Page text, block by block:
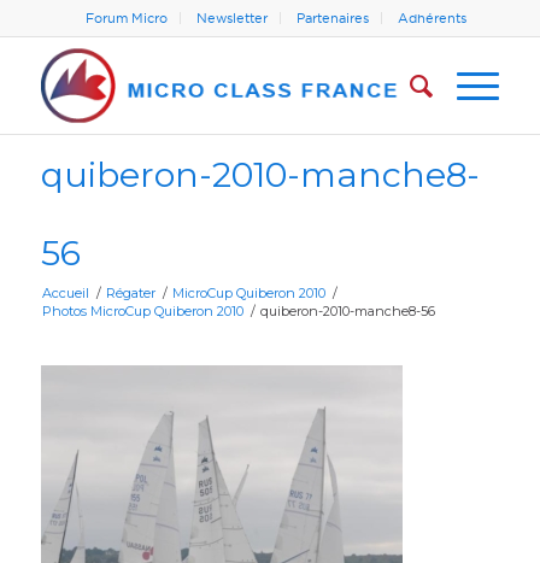
Forum Micro Newsletter Partenaires Adhérents
quiberon-2010-manche8-
56
Accueil / Régater / MicroCup Quiberon 2010 /
Photos MicroCup Quiberon 2010 / quiberon-2010-manche8-56